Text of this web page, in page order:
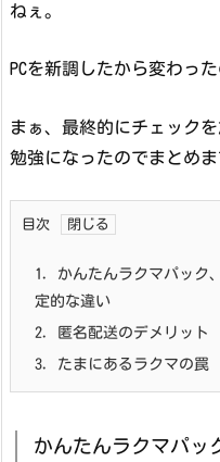
ねぇ。
PCを新調したから変わっ
まぁ、最終的にチェック
勉強になったのでまとめま
目次
1.
かんたんラクマパック
定的な違い
2. 匿名配送のデメリット
3. たまにあるラクマの罠
かんたんラクマパッ